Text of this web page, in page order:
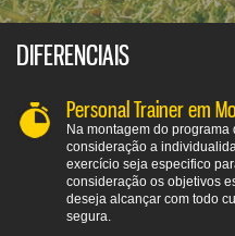
DIFERENCIAIS
Personal Trainer em
Na montagem do
consideração a
exercício seja especifico
consideração os objetivos
deseja alcançar com todo
segura.